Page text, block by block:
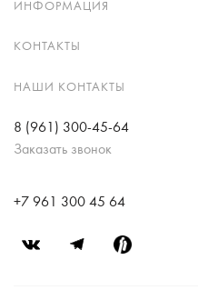
ИНФОРМАЦИЯ
КОНТАКТЫ
НАШИ КОНТАКТЫ
8 (961) 300-45-64
Заказать звонок
+7 961 300 45 64